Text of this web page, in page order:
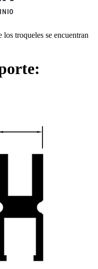
los troqueles se encuentran